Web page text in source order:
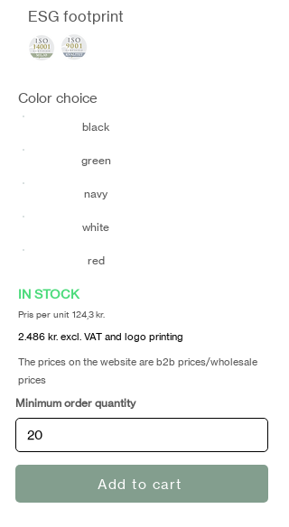
ESG footprint
Color choice
black
green
navy
white
red
IN STOCK
Pris per unit 124,3 kr.
2.486 kr. excl. VAT and logo printing
The prices on the website are b2b prices/wholesale
prices
Minimum order quantity
Add to cart